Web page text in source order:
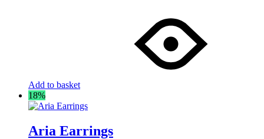
Add to basket
18%
Aria Earrings